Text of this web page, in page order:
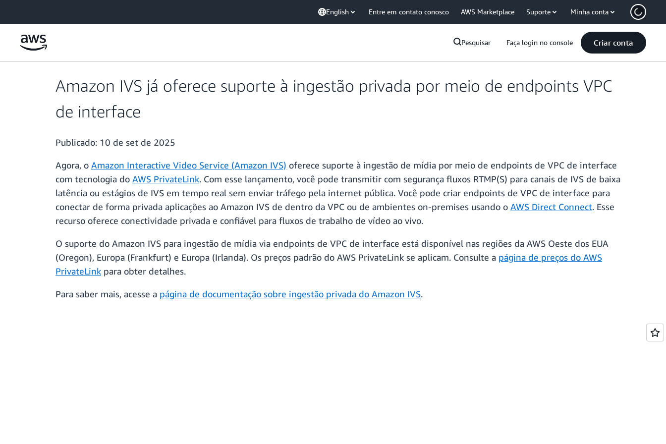
English Entre em contato conosco AWS Marketplace Suporte Minha conta
Pesquisar Faça login no console Criar conta
Amazon IVS já oferece suporte à ingestão privada por meio de endpoints VPC
de interface
Publicado: 10 de set de 2025
Agora, o Amazon Interactive Video Service (Amazon IVS) oferece suporte à ingestão de mídia por meio de endpoints de VPC de interface
com tecnologia do AWS PrivateLink. Com esse lançamento, você pode transmitir com segurança fluxos RTMP(S) para canais de IVS de baixa
latência ou estágios de IVS em tempo real sem enviar tráfego pela internet pública. Você pode criar endpoints de VPC de interface para
conectar de forma privada aplicações ao Amazon IVS de dentro da VPC ou de ambientes on-premises usando o AWS Direct Connect. Esse
recurso oferece conectividade privada e confiável para fluxos de trabalho de vídeo ao vivo.
O suporte do Amazon IVS para ingestão de mídia via endpoints de VPC de interface está disponível nas regiões da AWS Oeste dos EUA
(Oregon), Europa (Frankfurt) e Europa (Irlanda). Os preços padrão do AWS PrivateLink se aplicam. Consulte a página de preços do AWS
PrivateLink para obter detalhes.
Para saber mais, acesse a página de documentação sobre ingestão privada do Amazon IVS.